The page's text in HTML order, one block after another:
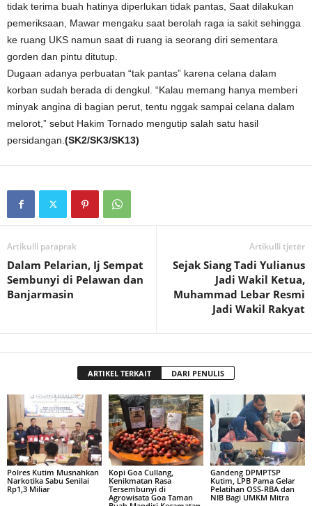
tidak terima buah hatinya diperlukan tidak pantas, Saat dilakukan
pemeriksaan, Mawar mengaku saat berolah raga ia sakit sehingga
ke ruang UKS namun saat di ruang ia seorang diri sementara
gorden dan pintu ditutup.
Dugaan adanya perbuatan “tak pantas” karena celana dalam
korban sudah berada di dengkul. “Kalau memang hanya memberi
minyak angina di bagian perut, tentu nggak sampai celana dalam
melorot,” sebut Hakim Tornado mengutip salah satu hasil
persidangan. (SK2/SK3/SK13)
Artikulli paraprak
Dalam Pelarian, Ij Sempat
Sembunyi di Pelawan dan
Banjarmasin
Artikulli tjetër
Sejak Siang Tadi Yulianus
Jadi Wakil Ketua,
Muhammad Lebar Resmi
Jadi Wakil Rakyat
ARTIKEL TERKAIT DARI PENULIS
Polres Kutim Musnahkan
Narkotika Sabu Senilai
Rp1,3 Miliar
Kopi Goa Cullang,
Kenikmatan Rasa
Tersembunyi di
Agrowisata Goa Taman
Gandeng DPMPTSP
Kutim, LPB Pama Gelar
Pelatihan OSS-RBA dan
NIB Bagi UMKM Mitra